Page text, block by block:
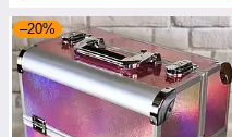
–20%